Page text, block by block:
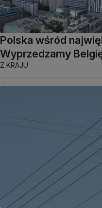
Polska wśród
Wyprzedzamy
Z KRAJU